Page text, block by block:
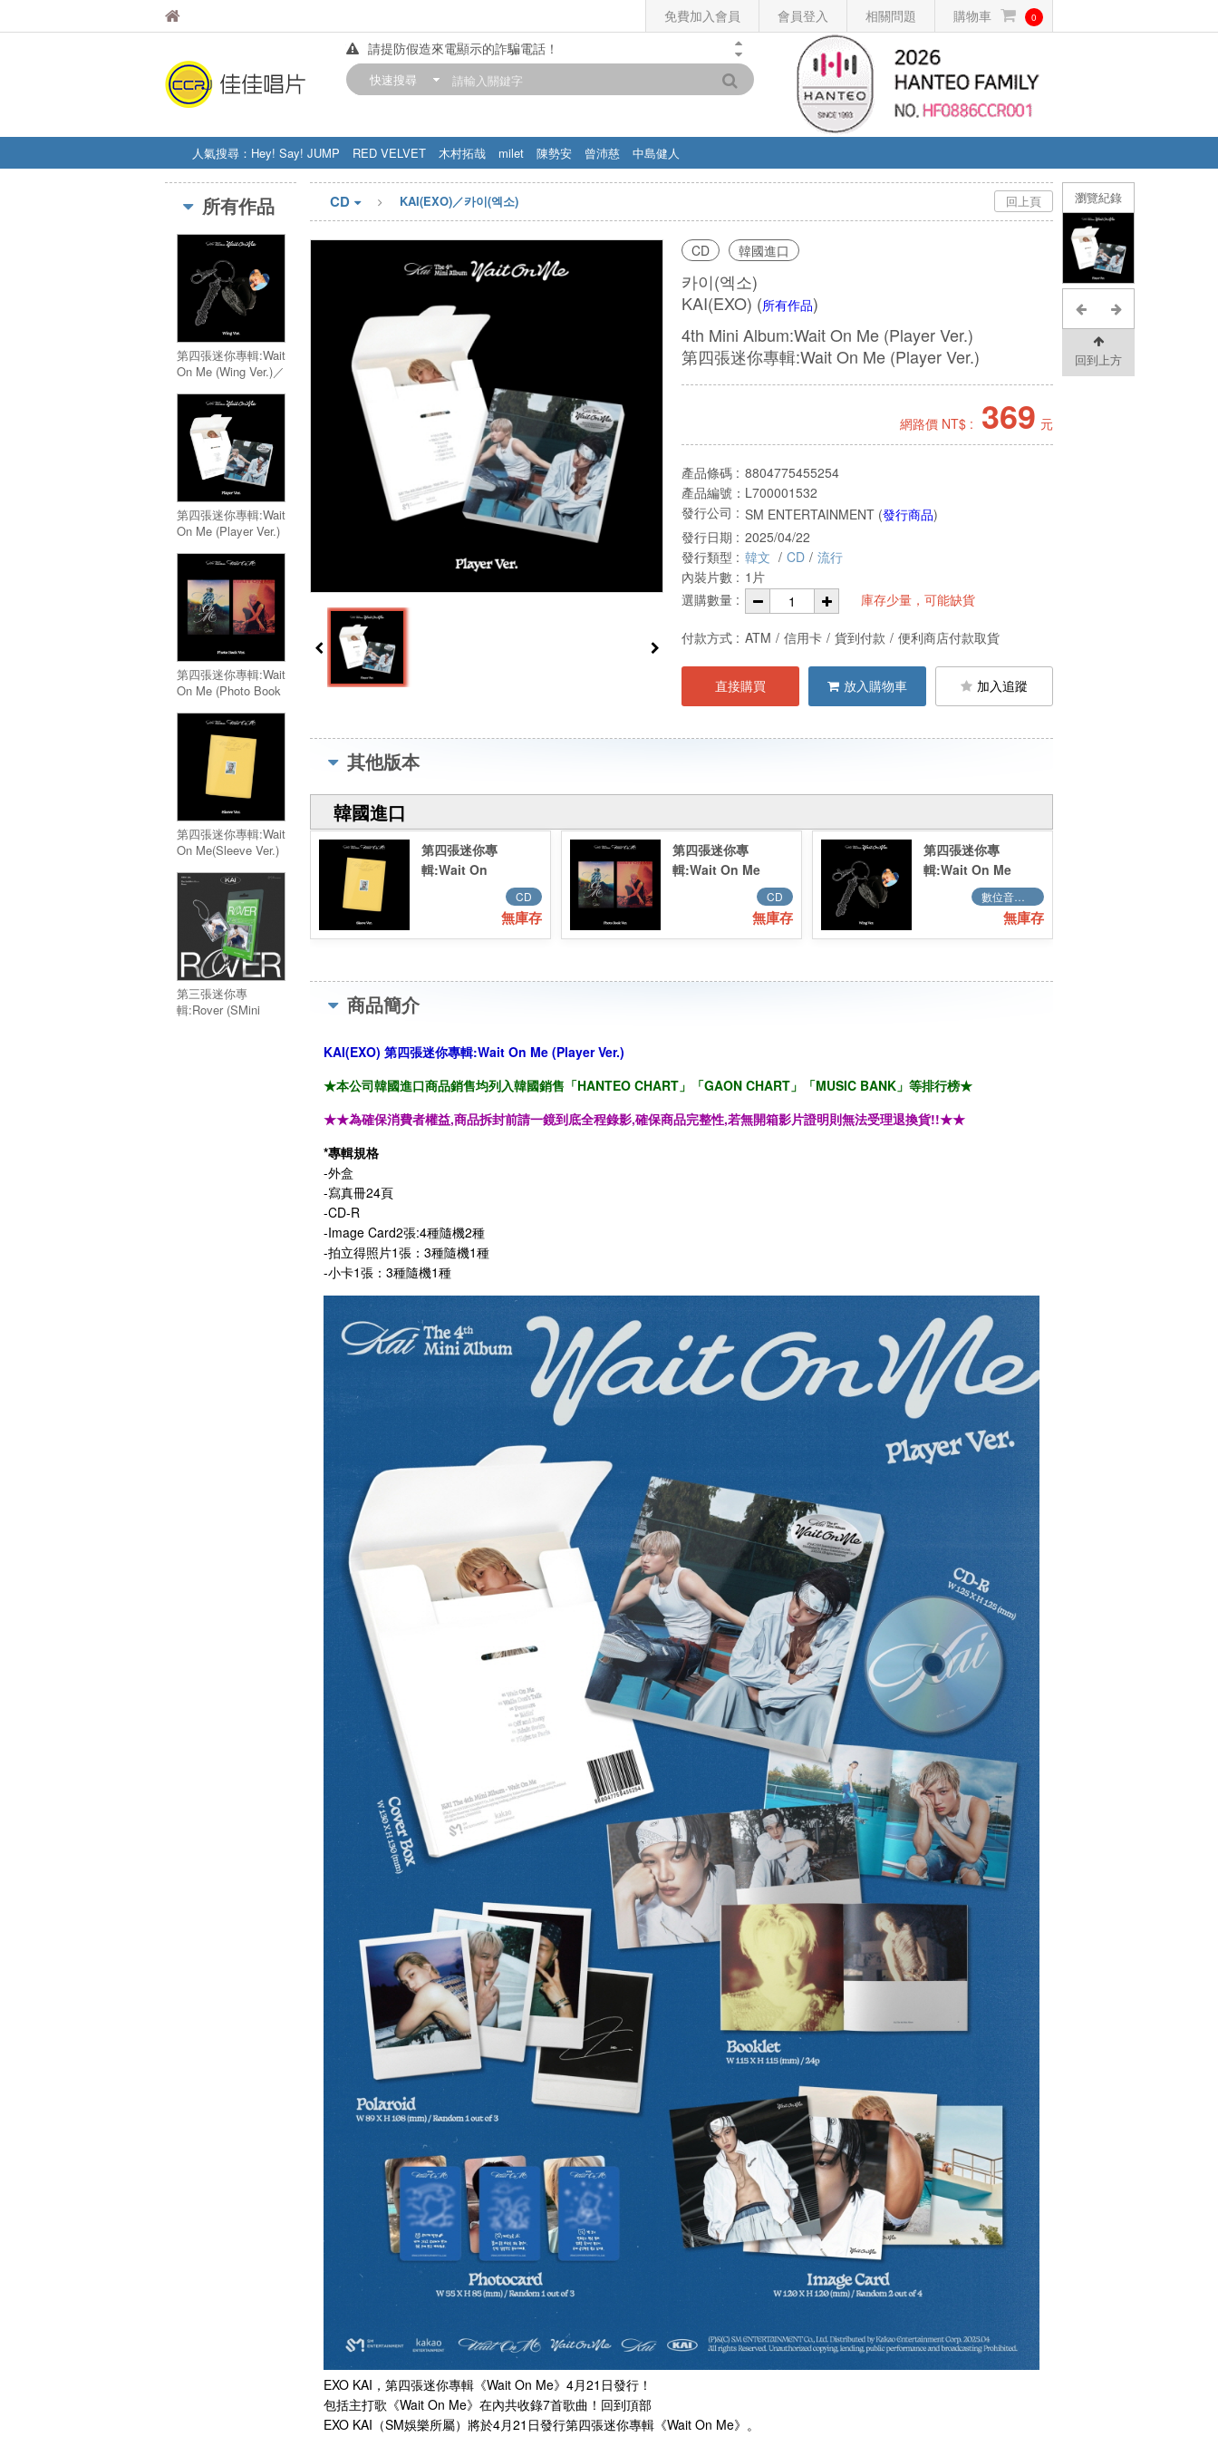
免費加入會員 會員登入 相關問題 購物車 0
佳佳唱片
請提防假造來電顯示的詐騙電話！
【中華門市營業時間調整公告】
快速搜尋
人氣搜尋： Hey! Say! JUMP RED VELVET 木村拓哉 milet 陳勢安 曾沛慈
中島健人
STRAY KIDS
盧廣仲 周杰伦
瀏覽紀錄
回到上方
所有作品
第四張迷你專輯:Wait
On Me (Wing Ver.)／
On Me (Wing Ver.)
第四張迷你專輯:Wait
On Me (Player Ver.)
Album:Wait On Me
(Player Ver.)
第四張迷你專輯:Wait
On Me (Photo Book
Album:Wait On Me
(Photo Book Ver.)
第四張迷你專輯:Wait
On Me(Sleeve Ver.)
Album:Wait On
Me(Sleeve Ver.)
第三張迷你專
輯:Rover (SMini
回上頁
CD KAI(EXO)／카이(엑소)
CD 韓國進口
카이(엑소)
KAI(EXO) (所有作品)
4th Mini Album:Wait On Me (Player Ver.)
第四張迷你專輯:Wait On Me (Player Ver.)
網路價 NT$ : 369 元
產品條碼 : 8804775455254
產品編號： L700001532
發行公司 : SM ENTERTAINMENT (發行商品)
發行日期 : 2025/04/22
發行類型 : 韓文 / CD / 流行
內裝片數 : 1片
選購數量 :
庫存少量，可能缺貨
付款方式 : ATM / 信用卡 / 貨到付款 / 便利商店付款取貨
直接購買 放入購物車 加入追蹤
其他版本
韓國進口
第四張迷你專
輯:Wait On
Me(Sleeve Ver.)／
Album:Wait On
CD
無庫存
第四張迷你專
輯:Wait On Me
(Photo Book Ver.)
Album:Wait On Me
CD
無庫存
第四張迷你專
輯:Wait On Me
(Wing Ver.)／4th
Mini Album:Wait
On Me (Wing Ver.)
數位音樂QR CODE
無庫存
商品簡介
KAI(EXO) 第四張迷你專輯:Wait On Me (Player Ver.)
★本公司韓國進口商品銷售均列入韓國銷售「HANTEO CHART」「GAON CHART」「MUSIC BANK」等排行榜★
★★為確保消費者權益,商品拆封前請一鏡到底全程錄影,確保商品完整性,若無開箱影片證明則無法受理退換貨!!★★
*專輯規格
-外盒
-寫真冊24頁
-CD-R
-Image Card2張:4種隨機2種
-拍立得照片1張：3種隨機1種
-小卡1張：3種隨機1種
EXO KAI，第四張迷你專輯《Wait On Me》4月21日發行！
包括主打歌《Wait On Me》在內共收錄7首歌曲！回到頂部
EXO KAI（SM娛樂所屬）將於4月21日發行第四張迷你專輯《Wait On Me》。